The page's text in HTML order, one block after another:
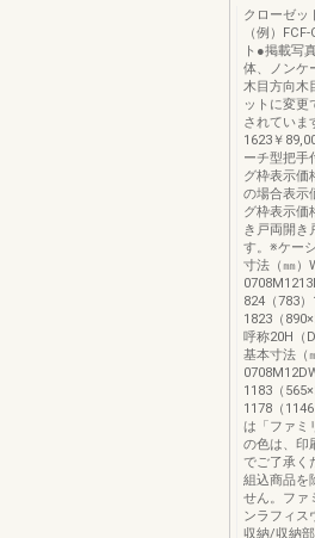
クローゼッ
（例）
ト●掲載写
体、ノンケ
木目方向木
ットに変更
されていま
1623￥
ーチ型把手
グ枠表示価
の場合表示
グ枠表示価
き戸両開き
す。※ケー
寸法（㎜）
824（783
1823（
呼称20H（
基本寸法（
1183（
1178（
は「ファミ
の色は、印
でご了承く
組込商品を
せん。ファ
ンラフィス
収納/収納